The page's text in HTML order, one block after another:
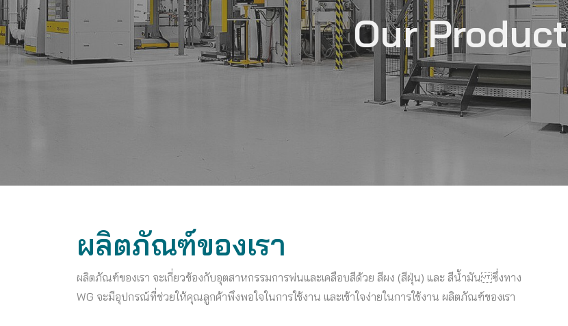
Our Product
ผลิตภัณฑ์ของเรา
ผลิตภัณฑ์ของเรา จะเกี่ยวข้องกับอุตสาหกรรมการพ่นและเคลือบสีด้วย สีผง (สีฝุ่น) และ สีน้ำมัน ซึ่งทาง
WG จะมีอุปกรณ์ที่ช่วยให้คุณลูกค้าพึงพอใจในการใช้งาน และเข้าใจง่ายในการใช้งาน ผลิตภัณฑ์ของเรา